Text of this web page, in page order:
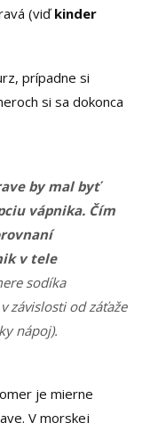
(viď kinder
prípadne si
si sa dokonca
by mal byť
vápnika. Čím
v tele
sodíka
závislosti od záťaže
nápoj).
je mierne
V morskej